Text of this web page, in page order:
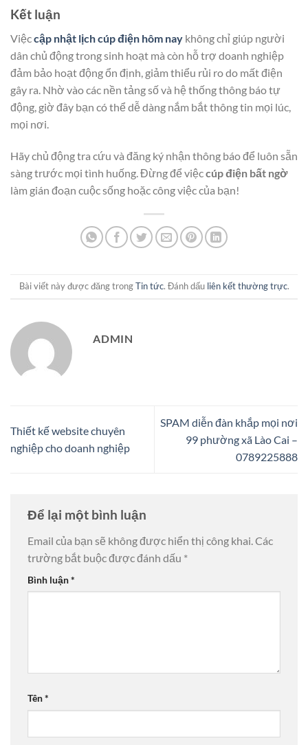
Kết luận
Việccập nhật lịch cúp điện hôm nay không chỉ giúp người
dân chủ động trong sinh hoạt mà còn hỗ trợ doanh nghiệp
đảm bảo hoạt động ổn định, giảm thiểu rủi ro do mất điện
gây ra. Nhờ vào các nền tảng số và hệ thống thông báo tự
động, giờ đây bạn có thể dễ dàng nắm bắt thông tin mọi lúc,
mọi nơi.
Hãy chủ động tra cứu và đăng ký nhận thông báo để luôn sẵn
sàng trước mọi tình huống. Đừng để việccúp điện bất ngờ
làm gián đoạn cuộc sống hoặc công việc của bạn!
Bài viết này được đăng trongTin tức. Đánh dấu liên kết thường trực.
ADMIN
Thiết kế website chuyên
nghiệp cho doanh nghiệp
SPAM diễn đàn khắp mọi nơi
99 phường xã Lào Cai –
0789225888
Để lại một bình luận
Email của bạn sẽ không được hiển thị công khai. Các
trường bắt buộc được đánh dấu *
Bình luận*
Tên*